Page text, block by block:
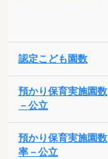
認定こども園数
預かり保育実施園数
－公立
預かり保育実施園数
率－公立